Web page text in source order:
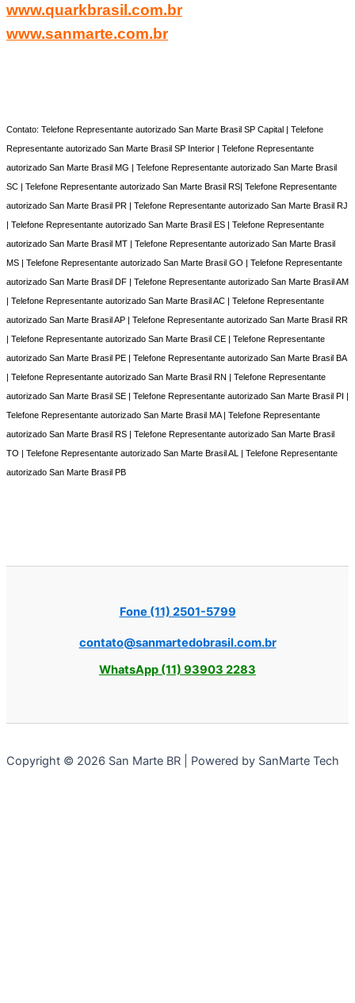
www.quarkbrasil.com.br
www.sanmarte.com.br
Contato: Telefone Representante autorizado San Marte Brasil SP Capital | Telefone
Representante autorizado San Marte Brasil SP Interior | Telefone Representante
autorizado San Marte Brasil MG | Telefone Representante autorizado San Marte Brasil
SC | Telefone Representante autorizado San Marte Brasil RS| Telefone Representante
autorizado San Marte Brasil PR | Telefone Representante autorizado San Marte Brasil RJ
| Telefone Representante autorizado San Marte Brasil ES | Telefone Representante
autorizado San Marte Brasil MT | Telefone Representante autorizado San Marte Brasil
MS | Telefone Representante autorizado San Marte Brasil GO | Telefone Representante
autorizado San Marte Brasil DF | Telefone Representante autorizado San Marte Brasil AM
| Telefone Representante autorizado San Marte Brasil AC | Telefone Representante
autorizado San Marte Brasil AP | Telefone Representante autorizado San Marte Brasil RR
| Telefone Representante autorizado San Marte Brasil CE | Telefone Representante
autorizado San Marte Brasil PE | Telefone Representante autorizado San Marte Brasil BA
| Telefone Representante autorizado San Marte Brasil RN | Telefone Representante
autorizado San Marte Brasil SE | Telefone Representante autorizado San Marte Brasil PI |
Telefone Representante autorizado San Marte Brasil MA | Telefone Representante
autorizado San Marte Brasil RS | Telefone Representante autorizado San Marte Brasil
TO | Telefone Representante autorizado San Marte Brasil AL | Telefone Representante
autorizado San Marte Brasil PB
Fone (11) 2501-5799
contato@sanmartedobrasil.com.br
WhatsApp (11) 93903 2283
Copyright © 2026 San Marte BR | Powered by SanMarte Tech